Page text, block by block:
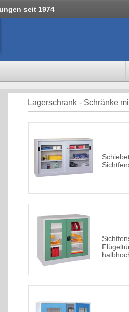
seit 1974
Lagerschrank - Schränke